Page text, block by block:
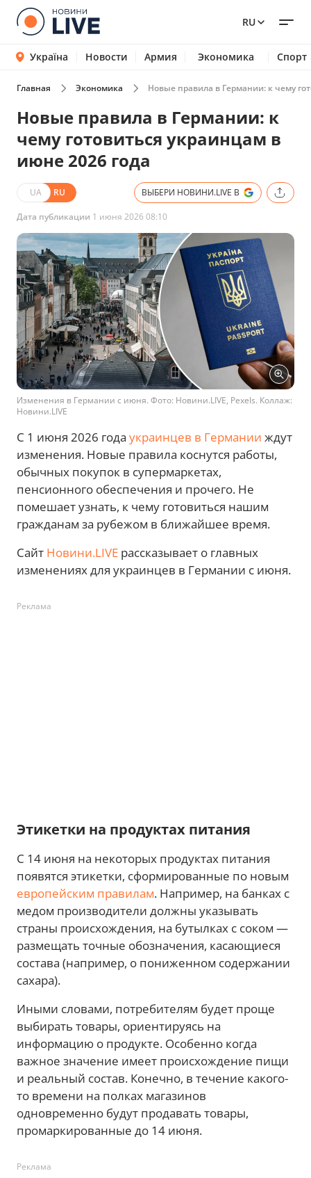
RU
Україна Новости Армия Экономика Спорт
Главная Экономика Новые правила в Германии: к чему
Новые правила в Германии: к
чему готовиться украинцам в
июне 2026 года
UA RU ВЫБЕРИ НОВИНИ.LIVE В
Дата публикации 1 июня 2026 08:10
Изменения в Германии с июня. Фото: Новини.LIVE, Pexels. Коллаж:
Новини.LIVE
С 1 июня 2026 года украинцев в Германии ждут
изменения. Новые правила коснутся работы,
обычных покупок в супермаркетах,
пенсионного обеспечения и прочего. Не
помешает узнать, к чему готовиться нашим
гражданам за рубежом в ближайшее время.
Сайт Новини.LIVE рассказывает о главных
изменениях для украинцев в Германии с июня.
Реклама
Этикетки на продуктах питания
С 14 июня на некоторых продуктах питания
появятся этикетки, сформированные по новым
европейским правилам. Например, на банках с
медом производители должны указывать
страны происхождения, на бутылках с соком —
размещать точные обозначения, касающиеся
состава (например, о пониженном содержании
сахара).
Иными словами, потребителям будет проще
выбирать товары, ориентируясь на
информацию о продукте. Особенно когда
важное значение имеет происхождение пищи
и реальный состав. Конечно, в течение какого-
то времени на полках магазинов
одновременно будут продавать товары,
промаркированные до 14 июня.
Реклама